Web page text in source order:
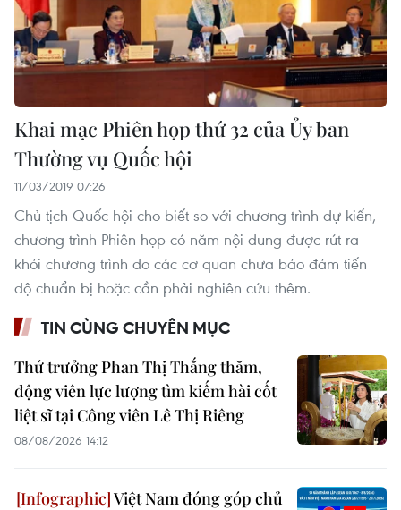
Khai mạc Phiên họp thứ 32 của Ủy ban
Thường vụ Quốc hội
11/03/2019 07:26
Chủ tịch Quốc hội cho biết so với chương trình dự kiến,
chương trình Phiên họp có năm nội dung được rút ra
khỏi chương trình do các cơ quan chưa bảo đảm tiến
độ chuẩn bị hoặc cần phải nghiên cứu thêm.
TIN CÙNG CHUYÊN MỤC
Thứ trưởng Phan Thị Thắng thăm,
động viên lực lượng tìm kiếm hài cốt
liệt sĩ tại Công viên Lê Thị Riêng
08/08/2026 14:12
Việt Nam đóng góp chủ